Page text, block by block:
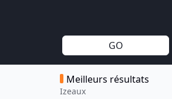
GO
Meilleurs résultats
Izeaux